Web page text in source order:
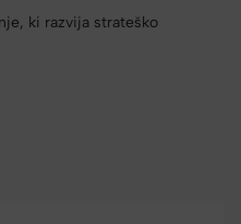
ki razvija strateško